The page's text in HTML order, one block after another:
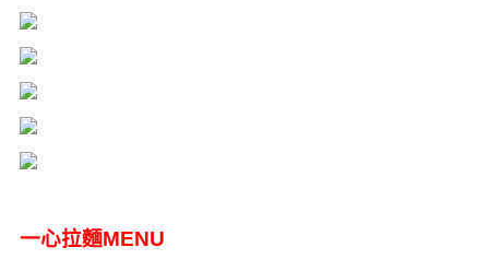
一心拉麵MENU